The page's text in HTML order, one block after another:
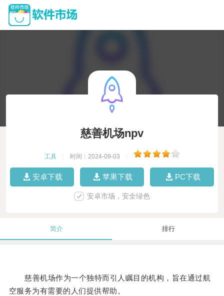
慈善机场npv
工具 时间：2024-09-03
安卓下载 苹果下载 PC下载
安卓市场，安全绿色
简介 排行
慈善机场作为一个独特而引人瞩目的机构，旨在通过航
空服务为有需要的人们提供帮助。